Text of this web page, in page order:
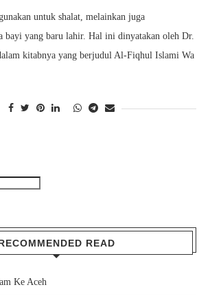
untuk shalat, melainkan juga
bayi yang baru lahir. Hal ini dinyatakan oleh Dr.
kitabnya yang berjudul Al-Fiqhul Islami Wa
READ
Ke Aceh